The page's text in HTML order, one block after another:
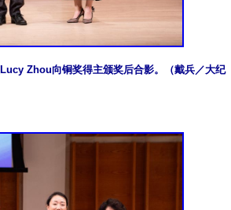
Zhou向铜奖得主颁奖后合影。（戴兵／大纪